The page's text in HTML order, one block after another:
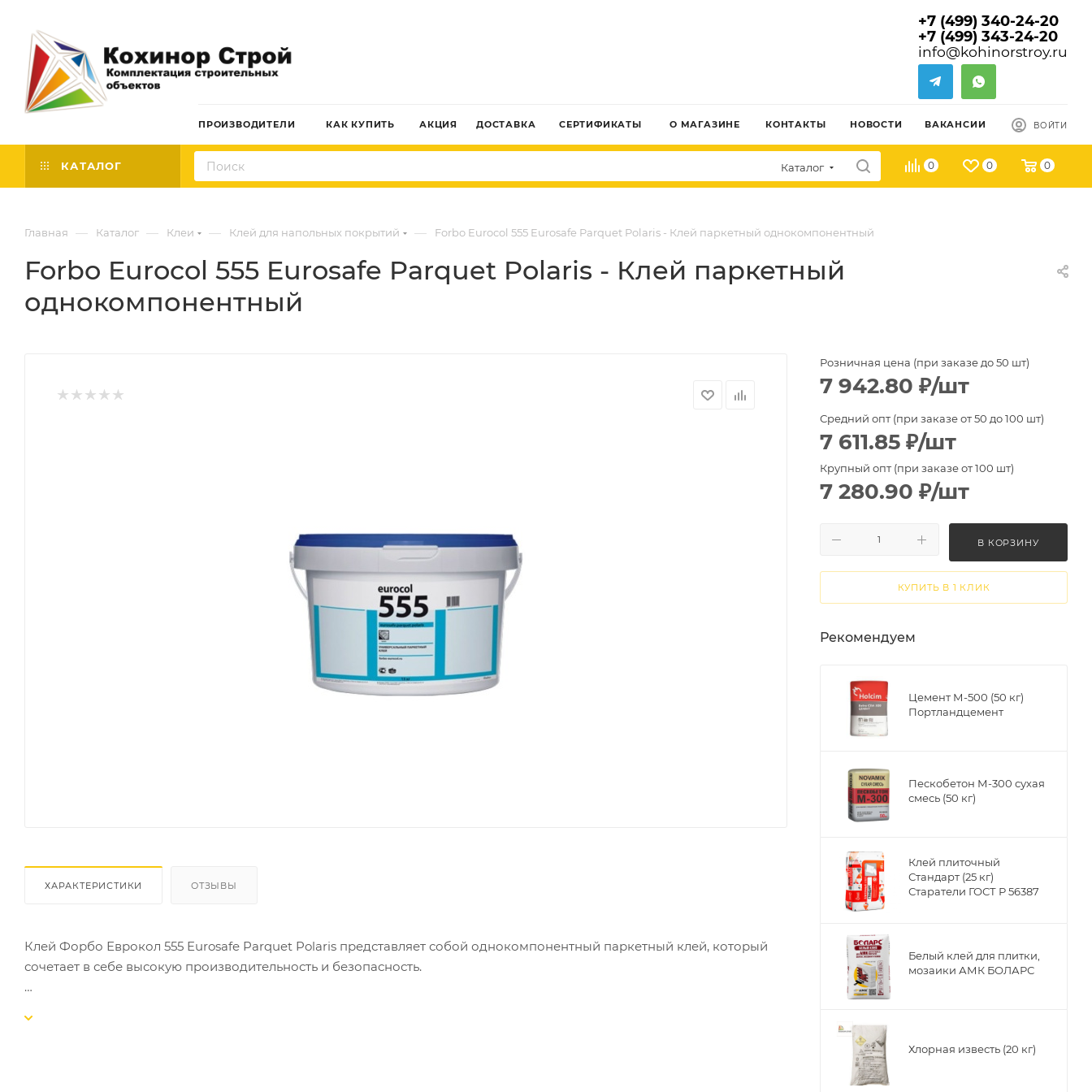
+7 (499) 340-24-20
+7 (499) 343-24-20
info@kohinorstroy.ru
ПРОИЗВОДИТЕЛИ КАК КУПИТЬ АКЦИЯ ДОСТАВКА СЕРТИФИКАТЫ О МАГАЗИНЕ КОНТАКТЫ НОВОСТИ ВАКАНСИИ ВОЙТИ
КАТАЛОГ Каталог 0 0 0
Главная — Каталог — Клеи — Клей для напольных покрытий — Forbo Eurocol 555 Eurosafe Parquet Polaris - Клей паркетный однокомпонентный
Forbo Eurocol 555 Eurosafe Parquet Polaris - Клей паркетный
однокомпонентный
ХАРАКТЕРИСТИКИ ОТЗЫВЫ
Клей Форбо Еврокол 555 Eurosafe Parquet Polaris представляет собой однокомпонентный паркетный клей, который
сочетает в себе высокую производительность и безопасность.
Розничная цена (при заказе до 50 шт)
7 942.80 ₽/шт
Средний опт (при заказе от 50 до 100 шт)
7 611.85 ₽/шт
Крупный опт (при заказе от 100 шт)
7 280.90 ₽/шт
В КОРЗИНУ
КУПИТЬ В 1 КЛИК
Рекомендуем
Цемент М-500 (50 кг)
Портландцемент
Пескобетон М-300 сухая
смесь (50 кг)
Клей плиточный
Стандарт (25 кг)
Старатели ГОСТ Р 56387
Белый клей для плитки,
мозаики АМК БОЛАРС
Хлорная известь (20 кг)